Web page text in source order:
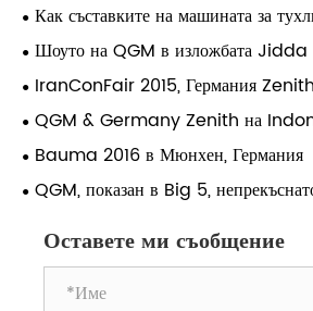
Как съставките на машината за
издръжливостта на строителните
Шоуто на QGM в изложбата
IranConFair 2015, Германия Zenith
блокова машина спечели висока
QGM & Germany Zenith на
Show 2015
Bauma 2016 в Мюнхен, Германия
QGM, показан в Big 5,
Оставете ми съобщение